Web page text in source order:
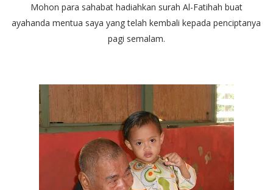
Mohon para sahabat hadiahkan surah Al-Fatihah buat
ayahanda mentua saya yang telah kembali kepada penciptanya
pagi semalam.